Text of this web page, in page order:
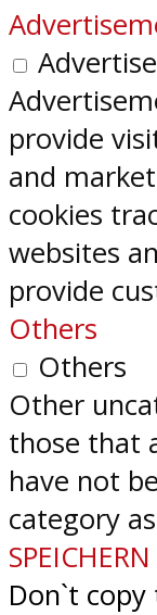
provide
and
cookies
websites
provide
Others
Others
Other
those that
have not
category
Don`t copy